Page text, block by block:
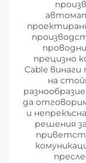
прецизно
Cable винаги
на
да
и
решения